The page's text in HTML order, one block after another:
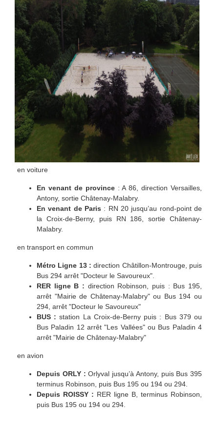
en voiture
En venant de province: A 86, direction Versailles,
Antony, sortie Châtenay-Malabry.
En venant de Paris : RN 20 jusqu’au rond-point de
la Croix-de-Berny, puis RN 186, sortie Châtenay-
Malabry.
en transport en commun
Métro Ligne 13 :direction Châtillon-Montrouge, puis
Bus 294 arrêt "Docteur le Savoureux".
RER ligne B : direction Robinson, puis : Bus 195,
arrêt "Mairie de Châtenay-Malabry" ou Bus 194 ou
294, arrêt "Docteur le Savoureux"
BUS : station La Croix-de-Berny puis : Bus 379 ou
Bus Paladin 12 arrêt "Les Vallées" ou Bus Paladin 4
arrêt "Mairie de Châtenay-Malabry"
en avion
Depuis ORLY : Orlyval jusqu’à Antony, puis Bus 395
terminus Robinson, puis Bus 195 ou 194 ou 294.
Depuis ROISSY : RER ligne B, terminus Robinson,
puis Bus 195 ou 194 ou 294.